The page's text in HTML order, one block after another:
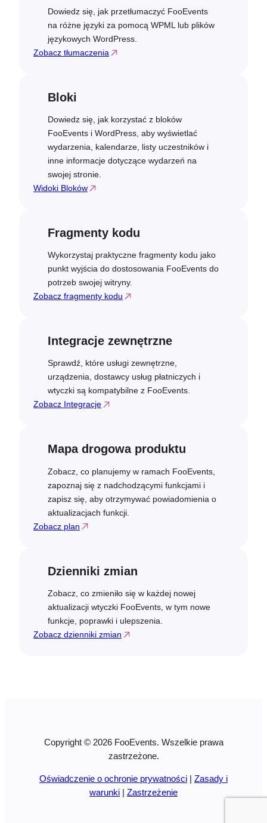
Dowiedz się, jak przetłumaczyć FooEvents
na różne języki za pomocą WPML lub plików
językowych WordPress.
Zobacz tłumaczenia
Bloki
Dowiedz się, jak korzystać z bloków
FooEvents i WordPress, aby wyświetlać
wydarzenia, kalendarze, listy uczestników i
inne informacje dotyczące wydarzeń na
swojej stronie.
Widoki Bloków
Fragmenty kodu
Wykorzystaj praktyczne fragmenty kodu jako
punkt wyjścia do dostosowania FooEvents do
potrzeb swojej witryny.
Zobacz fragmenty kodu
Integracje zewnętrzne
Sprawdź, które usługi zewnętrzne,
urządzenia, dostawcy usług płatniczych i
wtyczki są kompatybilne z FooEvents.
Zobacz Integracje
Mapa drogowa produktu
Zobacz, co planujemy w ramach FooEvents,
zapoznaj się z nadchodzącymi funkcjami i
zapisz się, aby otrzymywać powiadomienia o
aktualizacjach funkcji.
Zobacz plan
Dzienniki zmian
Zobacz, co zmieniło się w każdej nowej
aktualizacji wtyczki FooEvents, w tym nowe
funkcje, poprawki i ulepszenia.
Zobacz dzienniki zmian
Copyright © 2026 FooEvents. Wszelkie prawa
zastrzeżone.
Oświadczenie o ochronie prywatności
Zasady i
warunki
Zastrzeżenie